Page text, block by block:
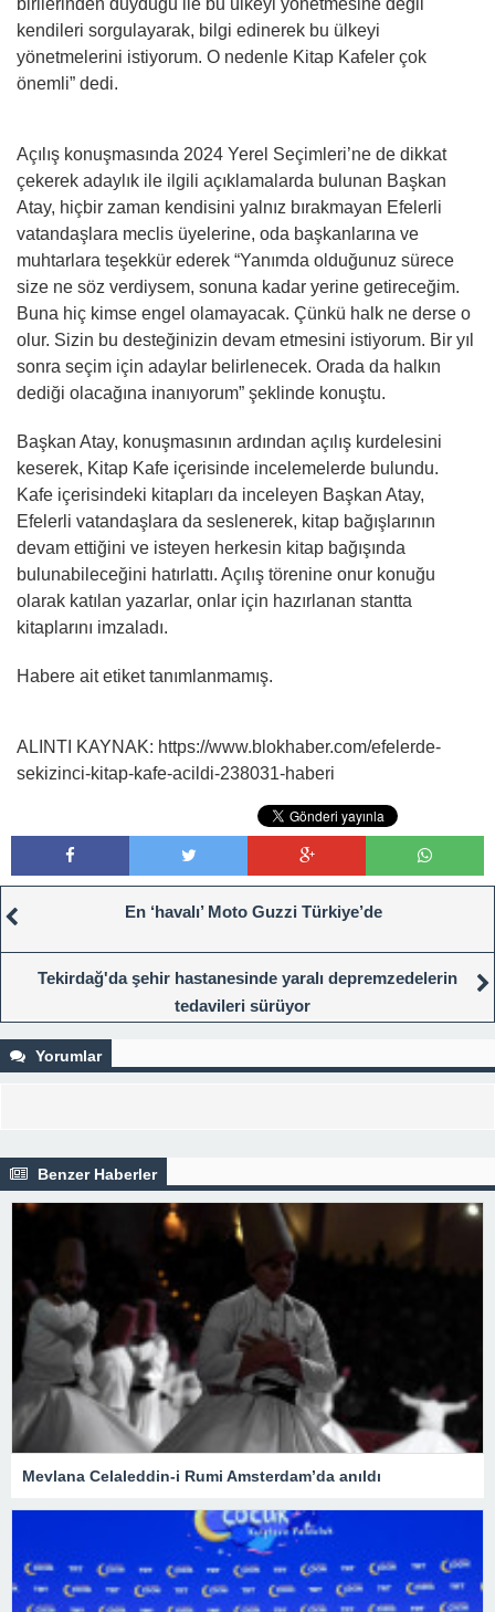
birilerinden duyduğu ile bu ülkeyi yönetmesine değil
kendileri sorgulayarak, bilgi edinerek bu ülkeyi
yönetmelerini istiyorum. O nedenle Kitap Kafeler çok
önemli” dedi.
Açılış konuşmasında 2024 Yerel Seçimleri’ne de dikkat
çekerek adaylık ile ilgili açıklamalarda bulunan Başkan
Atay, hiçbir zaman kendisini yalnız bırakmayan Efelerli
vatandaşlara meclis üyelerine, oda başkanlarına ve
muhtarlara teşekkür ederek “Yanımda olduğunuz sürece
size ne söz verdiysem, sonuna kadar yerine getireceğim.
Buna hiç kimse engel olamayacak. Çünkü halk ne derse o
olur. Sizin bu desteğinizin devam etmesini istiyorum. Bir yıl
sonra seçim için adaylar belirlenecek. Orada da halkın
dediği olacağına inanıyorum” şeklinde konuştu.
Başkan Atay, konuşmasının ardından açılış kurdelesini
keserek, Kitap Kafe içerisinde incelemelerde bulundu.
Kafe içerisindeki kitapları da inceleyen Başkan Atay,
Efelerli vatandaşlara da seslenerek, kitap bağışlarının
devam ettiğini ve isteyen herkesin kitap bağışında
bulunabileceğini hatırlattı. Açılış törenine onur konuğu
olarak katılan yazarlar, onlar için hazırlanan stantta
kitaplarını imzaladı.
Habere ait etiket tanımlanmamış.
ALINTI KAYNAK: https://www.blokhaber.com/efelerde-
sekizinci-kitap-kafe-acildi-238031-haberi
En ‘havalı’ Moto Guzzi Türkiye’de
Tekirdağ'da şehir hastanesinde yaralı depremzedelerin
tedavileri sürüyor
Yorumlar
Benzer Haberler
Mevlana Celaleddin-i Rumi Amsterdam’da anıldı